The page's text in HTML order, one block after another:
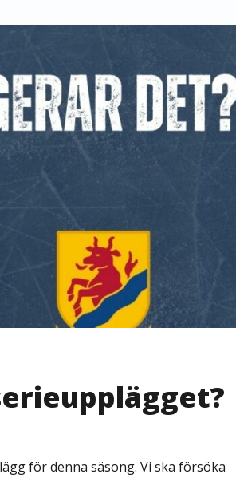
för denna säsong. Vi ska försöka